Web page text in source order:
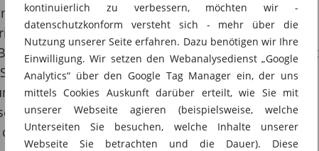
kontinuierlich zu verbessern, möchten wir -
datenschutzkonform versteht sich - mehr über die
Nutzung unserer Seite erfahren. Dazu benötigen wir Ihre
Einwilligung. Wir setzen den Webanalysedienst „Google
Analytics“ über den Google Tag Manager ein, der uns
mittels Cookies Auskunft darüber erteilt, wie Sie mit
unserer Webseite agieren (beispielsweise, welche
Unterseiten Sie besuchen, welche Inhalte unserer
Webseite Sie betrachten und die Dauer). Diese
eines intelligenten Messsystems
Sicherheitsmodul (SecMod). Insbesondere
die Wartung und Konfiguration des SMGW ist
Admin) verantwortlich. Aus der Kritikalität der
Datenverantwortung ergibt sich ein besonderer
dass der IT-Betrieb beim SMGW Admin
Informationssicherheit genügt.